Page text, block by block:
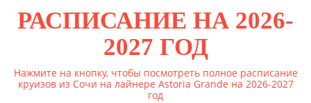
РАСПИСАНИЕ НА 2026-
2027 ГОД
Нажмите на кнопку, чтобы посмотреть полное расписание
круизов из Сочи на лайнере Astoria Grande на 2026-2027
год